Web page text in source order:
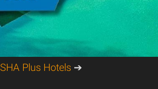
SHA Plus Hotels ➔